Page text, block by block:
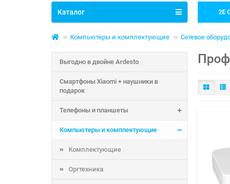
Каталог 2E
Компьютеры и комплектующие Сетевое
Выгодно в двойне Ardesto
Смартфоны Xiaomi + наушники в
подарок
Телефоны и планшеты
Компьютеры и комплектующие
Комплектующие
Оргтехника